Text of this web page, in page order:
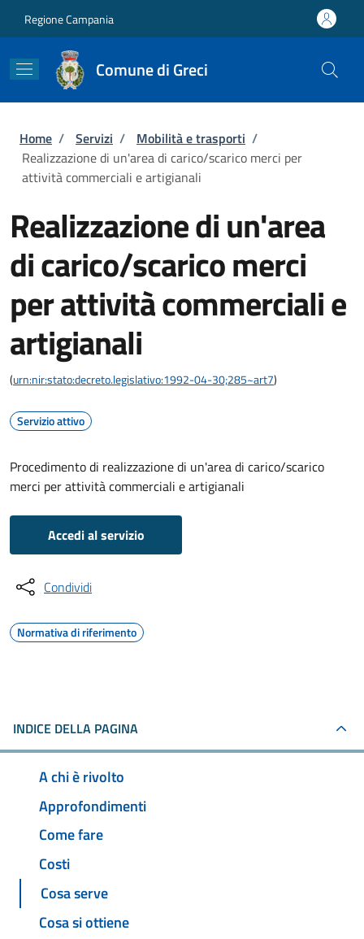
Regione Campania
Comune di Greci
Briciole di pane
Home / Servizi / Mobilità e trasporti /
Realizzazione di un'area di carico/scarico merci per
attività commerciali e artigianali
Realizzazione di un'area
di carico/scarico merci
per attività commerciali e
artigianali
(urn:nir:stato:decreto.legislativo:1992-04-30;285~art7)
Servizio attivo
Procedimento di realizzazione di un'area di carico/scarico
merci per attività commerciali e artigianali
Accedi al servizio
Condividi
Normativa di riferimento
INDICE DELLA PAGINA
A chi è rivolto
Approfondimenti
Come fare
Costi
Cosa serve
Cosa si ottiene